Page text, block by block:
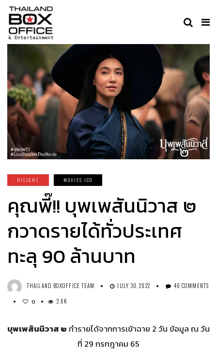
HILIGHT MOVIES ICO
คุณพี๊!! บุพเพสันนิวาส ๒
กวาดรายได้ทั่วประเทศ
ทะลุ 90 ล้านบาท
THAILAND BOXOFFICE TEAM JULY 30, 2022 46 COMMENTS
0 2.6K
บุพเพสันนิวาส ๒ ทำรายได้จากการเข้าฉาย 2 วัน ข้อมูล ณ วัน
ที่ 29 กรกฎาคม 65